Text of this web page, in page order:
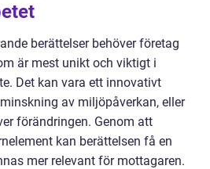
berättelser behöver företag
är mest unikt och viktigt i
Det kan vara ett innovativt
av miljöpåverkan, eller
förändringen. Genom att
kan berättelsen få en
mer relevant för mottagaren.